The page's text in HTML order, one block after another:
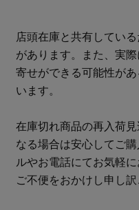
店頭在庫と共有してい
があります。また、実
寄せができる可能性が
います。
在庫切れ商品の再入荷
なる場合は安心してご
ルやお電話にてお気軽
ご不便をおかけし申し訳